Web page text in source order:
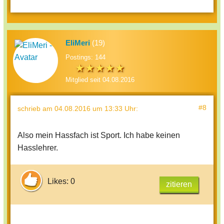
EliMeri (19)
Postings: 144
Mitglied seit 04.08.2016
schrieb am 04.08.2016 um 13:33 Uhr: #8
Also mein Hassfach ist Sport. Ich habe keinen
Hasslehrer.
Likes: 0 zitieren